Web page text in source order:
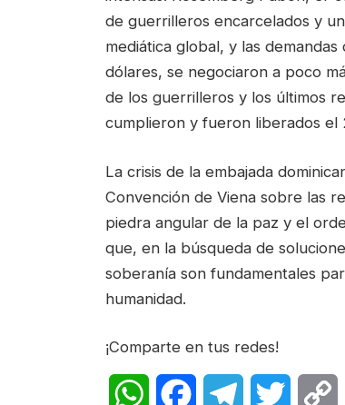
de guerrilleros encarcelados y
mediática global, y las
dólares, se negociaron a poco
de los guerrilleros y los últimos
cumplieron y fueron liberados el
La crisis de la embajada
Convención de Viena sobre las
piedra angular de la paz y el
que, en la búsqueda de
soberanía son fundamentales
humanidad.
¡Comparte en tus redes!
WhatsAppFacebookTelegramTwitter